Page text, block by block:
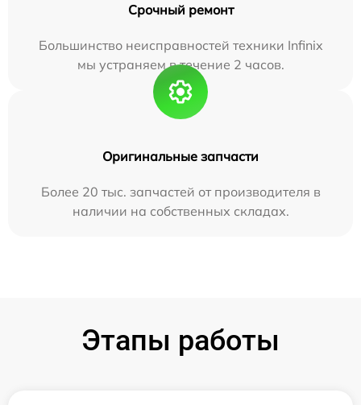
Срочный ремонт
Большинство неисправностей техники Infinix
мы устраняем в течение 2 часов.
Оригинальные запчасти
Более 20 тыс. запчастей от производителя в
наличии на собственных складах.
Этапы работы